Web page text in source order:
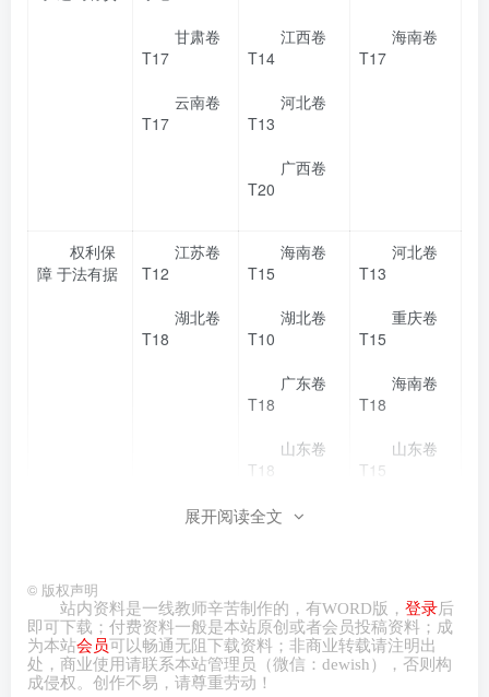
甘肃卷
T17
云南卷
T17
江西卷
T14
河北卷
T13
广西卷
T20
海南卷
T17
权利保
障 于法有据
江苏卷
T12
湖北卷
T18
海南卷
T15
湖北卷
T10
广东卷
T18
山东卷
T18
吉林卷
河北卷
T13
重庆卷
T15
海南卷
T18
山东卷
T15
权利行
使 注意界限
河南卷
T9
广东卷
T17
江西卷
T13
重庆卷
T16
浙江卷
T2
北京卷
展开阅读全文
© 版权声明
站内资料是一线教师辛苦制作的，有WORD版， 登录后
即可下载；付费资料一般是本站原创或者会员投稿资料；成
为本站会员可以畅通无阻下载资料；非商业转载请注明出
处，商业使用请联系本站管理员（微信： dewish ），否则构
成侵权。创作不易，请尊重劳动！